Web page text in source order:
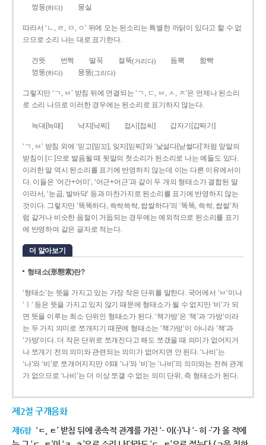
껑둥(하다) 뭉실
따라서 ‘ㄴ, ㄹ, ㅁ, ㅇ’ 뒤에 오는 된소리는 특별한 까닭이 있다고 할 수 없
으므로 소리 나는 대로 표기한다.
건뜻 번쩍 딸꾹 절뚝(거리다) 듬뿍
함빡
껑뚱(하다) 뭉뚱(그리다)
그렇지만 ‘ㄱ, ㅂ’ 받침 뒤에 연결되는 ‘ㄱ, ㄷ, ㅂ, ㅅ, ㅈ’은 언제나 된소리
로 소리 나므로 이러한 경우에는 된소리로 표기하지 않는다.
늑대[늑때] 낙지[낙찌] 접시[접씨] 갑자기[갑짜기]
‘ㄱ, ㅂ’ 받침 외에 ‘믿고[믿꼬], 잊지[읻찌]’와 ‘낯설다[낟썰다]’처럼 앞말의
받침이 [ㄷ]으로 발음될 때 뒷말의 첫소리가 된소리로 나는 예들도 있다.
이러한 말 역시 된소리를 표기에 반영하지 않는데 이는 다른 이유에서이
다. 이들은 ‘어간+어미’, ‘어근+어근’과 같이 두 개의 형태소가 결합된 말
이라서, ‘눈곱, 발바닥’ 등과 마찬가지로 된소리를 표기에 반영하지 않는
것이다. 그렇지만 ‘똑똑하다, 쓱싹쓱싹, 쌉쌀하다’의 ‘똑똑, 쓱싹, 쌉쌀’처
럼 같거나 비슷한 음절이 거듭되는 경우에는 예외적으로 된소리를 표기
에 반영하여 같은 글자로 적는다.
더 알아보기
형태소(形態素)란?
‘형태소’는 뜻을 가지고 있는 가장 작은 단위를 말한다. 국어에서 ‘ㅂ’이나
‘ㅣ’ 등은 뜻을 가지고 있지 않기 때문에 형태소가 될 수 없지만 ‘비’가 되
면 뜻을 이루는 최소 단위인 형태소가 된다. ‘책가방’은 ‘책’과 ‘가방’이라
는 두 가지 의미로 쪼개지기 때문에 형태소는 ‘책가방’이 아니라 ‘책’과
‘가방’이다. 더 작은 단위로 쪼개진다고 해도 쪼갰을 때 의미가 없어지거
나 쪼개기 전의 의미와 관련되는 의미가 없어지면 안 된다. ‘나비’는
‘나’와 ‘비’로 쪼개어지지만 이때 ‘나’와 ‘비’는 ‘나비’의 의미와는 전혀 관계
가 없으므로 ‘나비’는 더 이상 쪼갤 수 없는 의미 단위, 즉 형태소가 된다.
제2절 구개음화
제6항 ‘ㄷ, ㅌ’ 받침 뒤에 종속적 관계를 가진 ‘- 이(-)’나 ‘- 히 -’가 올 적에